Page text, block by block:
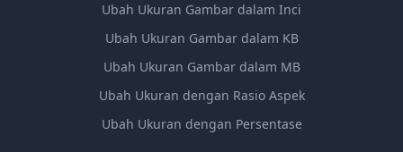
Ubah Ukuran Gambar dalam Inci
Ubah Ukuran Gambar dalam KB
Ubah Ukuran Gambar dalam MB
Ubah Ukuran dengan Rasio Aspek
Ubah Ukuran dengan Persentase